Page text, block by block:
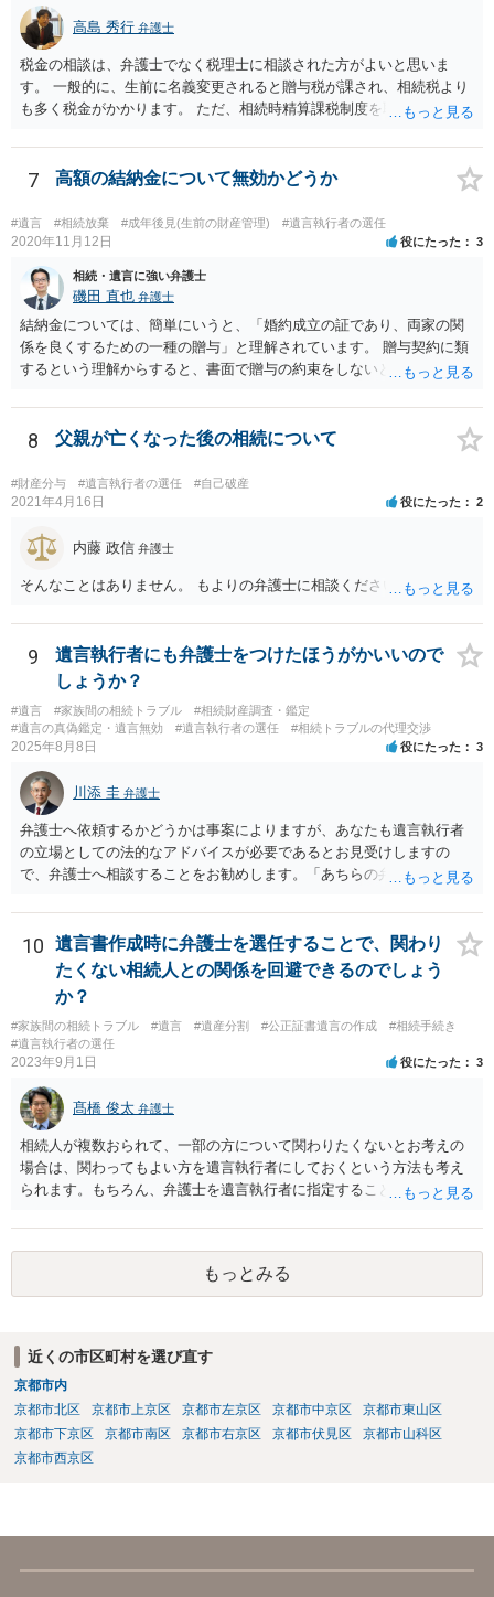
高島 秀行 弁護士
税金の相談は、弁護士でなく税理士に相談された方がよいと思いま
す。 一般的に、生前に名義変更されると贈与税が課され、相続税より
も多く税金がかかります。 ただ、相続時精算課税制度を取れば、実質
ういう場合にどれくらい税金がかかるか計算してもらって どういう方
針を取るか決められたらよいと思います。
7 高額の結納金について無効かどうか
#遺言 #相続放棄 #成年後見(生前の財産管理) #遺言執行者の選任
2020年11月12日 役にたった 3
相続・遺言に強い弁護士
磯田 直也 弁護士
結納金については、簡単にいうと、「婚約成立の証であり、両家の関
係を良くするための一種の贈与」と理解されています。 贈与契約に類
するという理解からすると、書面で贈与の約束をしないと相手方は支
ことは困難です。 くれぐれも今後お気をつけください。 弁護士に対応
を依頼されるのも悪くはありませんが、感情的な理由が強いと思いま
8 父親が亡くなった後の相続について
#財産分与 #遺言執行者の選任 #自己破産
2021年4月16日 役にたった 2
内藤 政信 弁護士
そんなことはありません。 もよりの弁護士に相談ください。
9
遺言執行者にも弁護士をつけたほうがかいいので
しょうか？
#遺言 #家族間の相続トラブル
#相続財産調査・鑑定
#遺言の真偽鑑定・遺言無効
#遺言執行者の選任 #相続トラブルの代理交渉
2025年8月8日 役にたった 3
川添 圭 弁護士
弁護士へ依頼するかどうかは事案によりますが、あなたも遺言執行者
の立場としての法的なアドバイスが必要であるとお見受けしますの
で、弁護士へ相談することをお勧めします。「あちらの弁護士」（元
誘導しかしてこないと思います。
10
遺言書作成時に弁護士を選任することで、関わり
たくない相続人との関係を回避できるのでしょう
か？
#家族間の相続トラブル #遺言 #遺産分割 #公正証書遺言の作成
#相続手続き
#遺言執行者の選任
2023年9月1日 役にたった 3
髙橋 俊太 弁護士
相続人が複数おられて、一部の方について関わりたくないとお考えの
場合は、関わってもよい方を遺言執行者にしておくという方法も考え
られます。もちろん、弁護士を遺言執行者に指定することもできます
方に再委任の権限を付与しておくという方法もあります。 一度、弁護
士に直接ご相談されることをお勧めいたします。
もっとみる
近くの市区町村を選び直す
京都市内
京都市北区
京都市上京区 京都市左京区 京都市中京区
京都市東山区
京都市下京区
京都市南区 京都市右京区 京都市伏見区
京都市山科区
京都市西京区